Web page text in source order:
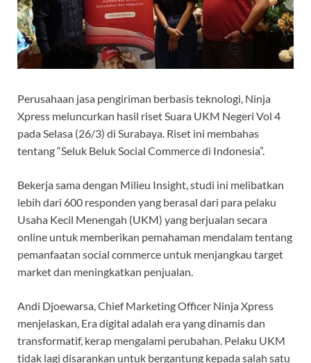
Perusahaan jasa pengiriman berbasis teknologi, Ninja
Xpress meluncurkan hasil riset Suara UKM Negeri Vol 4
pada Selasa (26/3) di Surabaya. Riset ini membahas
tentang “Seluk Beluk Social Commerce di Indonesia”.
Bekerja sama dengan Milieu Insight, studi ini melibatkan
lebih dari 600 responden yang berasal dari para pelaku
Usaha Kecil Menengah (UKM) yang berjualan secara
online untuk memberikan pemahaman mendalam tentang
pemanfaatan social commerce untuk menjangkau target
market dan meningkatkan penjualan.
Andi Djoewarsa, Chief Marketing Officer Ninja Xpress
menjelaskan, Era digital adalah era yang dinamis dan
transformatif, kerap mengalami perubahan. Pelaku UKM
tidak lagi disarankan untuk bergantung kepada salah satu